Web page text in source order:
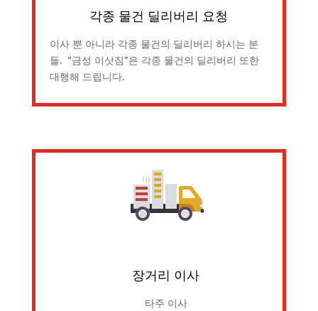
각종 물건 딜리버리 요청
이사 뿐 아니라 각종 물건의 딜리버리 하시는 분
들. “금성 이삿짐”은 각종 물건의 딜리버리 또한
대행해 드립니다.
장거리 이사
타주 이사